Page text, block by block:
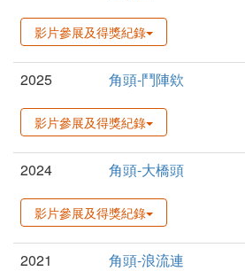
影片參展及得獎紀錄
2025 角頭-鬥陣欸
影片參展及得獎紀錄
2024 角頭-大橋頭
影片參展及得獎紀錄
2021 角頭-浪流連